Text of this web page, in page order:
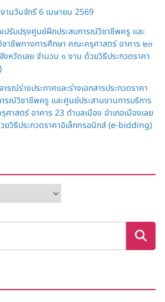
านวันจักรี 6 เมษายน 2569
งปรับปรุงศูนย์ฝึกประสบการณ์วิชาชีพครู และ
ชาชีพทางการศึกษา คณะครุศาสตร์ อาคาร ๒๓
งหวัดเลย จำนวน ๑ งาน ด้วยวิธีประกวดราคา
รณ์ร่างประกาศและร่างเอกสารประกวดราคา
รณ์วิชาชีพครู และศูนย์ประสานงานการบริการ
าสตร์ อาคาร 23 ตำบลเมือง อำเภอเมืองเลย
ยวิธีประกวดราคาอิเล็กทรอนิกส์ (e-bidding)